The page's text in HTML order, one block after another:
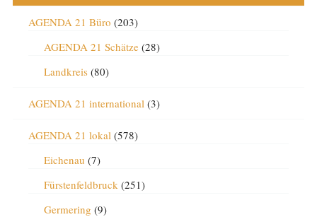
AGENDA 21 Büro (203)
AGENDA 21 Schätze(28)
Landkreis(80)
AGENDA 21 international(3)
AGENDA 21 lokal(578)
Eichenau (7)
Fürstenfeldbruck(251)
Germering (9)